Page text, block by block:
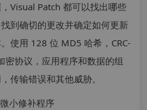
Visual Patch 都可以找出哪些
到确切的更改并确定如何更新
使用 128 位 MD5 哈希，CRC-
协议，应用程序和数据的组
传输错误和其他威胁。
小修补程序